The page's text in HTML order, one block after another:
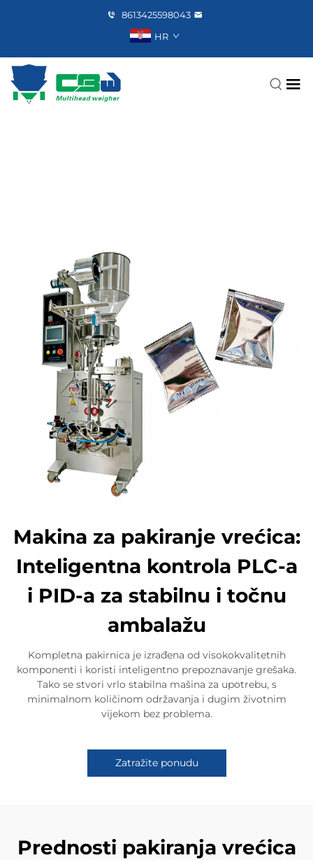
8613425598043
HR
Makina za pakiranje vrećica:
Inteligentna kontrola PLC-a
i PID-a za stabilnu i točnu
ambalažu
Kompletna pakirnica je izrađena od visokokvalitetnih
komponenti i koristi inteligentno prepoznavanje grešaka.
Tako se stvori vrlo stabilna mašina za upotrebu, s
minimalnom količinom održavanja i dugim životnim
vijekom bez problema.
Zatražite ponudu
Prednosti pakiranja vrećica